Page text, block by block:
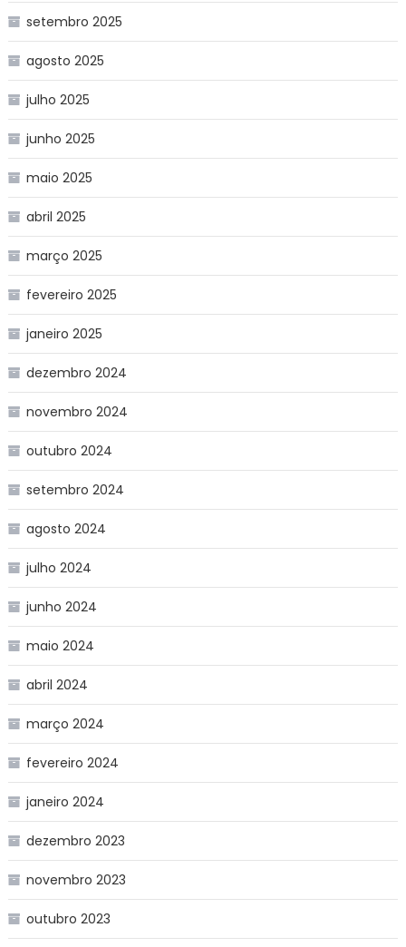
setembro 2025
agosto 2025
julho 2025
junho 2025
maio 2025
abril 2025
março 2025
fevereiro 2025
janeiro 2025
dezembro 2024
novembro 2024
outubro 2024
setembro 2024
agosto 2024
julho 2024
junho 2024
maio 2024
abril 2024
março 2024
fevereiro 2024
janeiro 2024
dezembro 2023
novembro 2023
outubro 2023